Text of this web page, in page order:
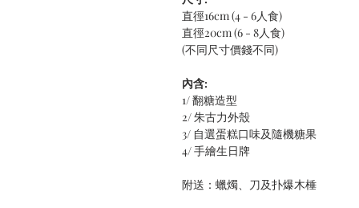
直徑16cm (4 - 6人食)
直徑20cm (6 - 8人食)
(不同尺寸價錢不同)
內含:
1/ 翻糖造型
2/ 朱古力外殼
3/ 自選蛋糕口味及隨機糖果
4/ 手繪生日牌
附送：蠟燭、刀及扑爆木棰